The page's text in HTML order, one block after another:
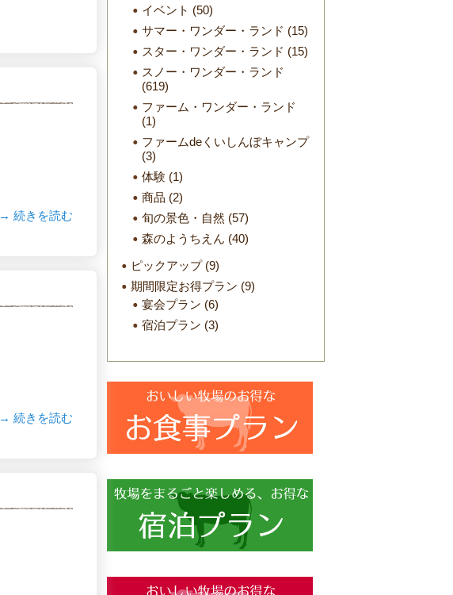
→ 続きを読む
→ 続きを読む
イベント (50)
サマー・ワンダー・ランド (15)
スター・ワンダー・ランド (15)
スノー・ワンダー・ランド
(619)
ファーム・ワンダー・ランド
(1)
ファームdeくいしんぼキャンプ
(3)
体験 (1)
商品 (2)
旬の景色・自然 (57)
森のようちえん (40)
ピックアップ(9)
期間限定お得プラン (9)
宴会プラン (6)
宿泊プラン (3)